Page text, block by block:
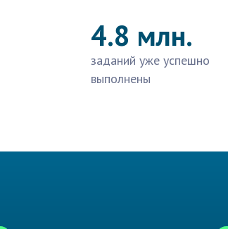
4.8 млн.
заданий уже успешно
выполнены